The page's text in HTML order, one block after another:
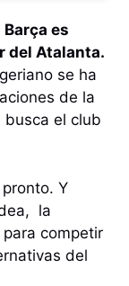
es
del Atalanta.
se ha
de la
busca el club
Y
la
competir
del